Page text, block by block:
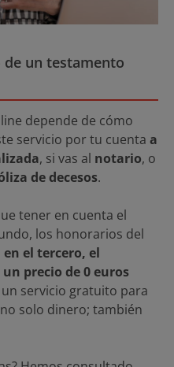
de un testamento
depende de cómo
servicio por tu cuenta a
, si vas al notario, o
de decesos.
tener en cuenta el
los honorarios del
en el tercero, el
precio de 0 euros
servicio gratuito para
solo dinero; también